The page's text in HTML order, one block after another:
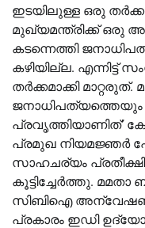
ഇടയിലുള്ള ഒരു
മുഖ്യമന്ത്രിക്ക് ഒരു
കടന്നെത്തി
കഴിയില്ല. എന്നിട്ട്
തർക്കമാക്കി
ജനാധിപത്യത്തെയും
പ്രവൃത്തിയാണിത്’
പ്രമുഖ നിയമജ്ഞർ
സാഹചര്യം
കൂട്ടിച്ചേർത്തു. മമതാ
സിബിഐ അന്വേഷണം
പ്രകാരം ഇഡി